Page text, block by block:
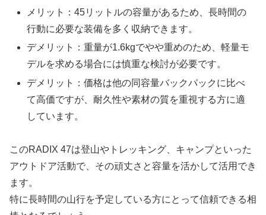
メリット：45リットルの容量があるため、長時間の
行動に必要な装備を多く収納できます。
デメリット：重量が1.6kgでやや重めのため、軽量モ
デルを求める場合には慎重な検討が必要です。
デメリット：価格は他の同容量バックパックに比べ
て高価ですが、耐久性や素材の質を重視する方に適
しています。
このRADIX 47は登山やトレッキング、キャンプといった
アウトドア活動で、その頑丈さと容量を活かして活用でき
ます。
特に長時間の山行を予定している方にとって信頼できる相